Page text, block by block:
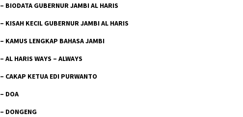
– BIODATA GUBERNUR JAMBI AL HARIS
– KISAH KECIL GUBERNUR JAMBI AL HARIS
– KAMUS LENGKAP BAHASA JAMBI
–AL HARIS WAYS – ALWAYS
– CAKAP KETUA EDI PURWANTO
– DOA
– DONGENG